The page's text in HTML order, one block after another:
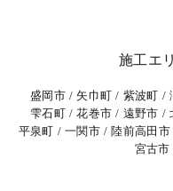
施工エ
盛岡市 矢巾町 紫波町
雫石町
花巻市 遠野市
平泉町
一関市 陸前高田市
宮古市